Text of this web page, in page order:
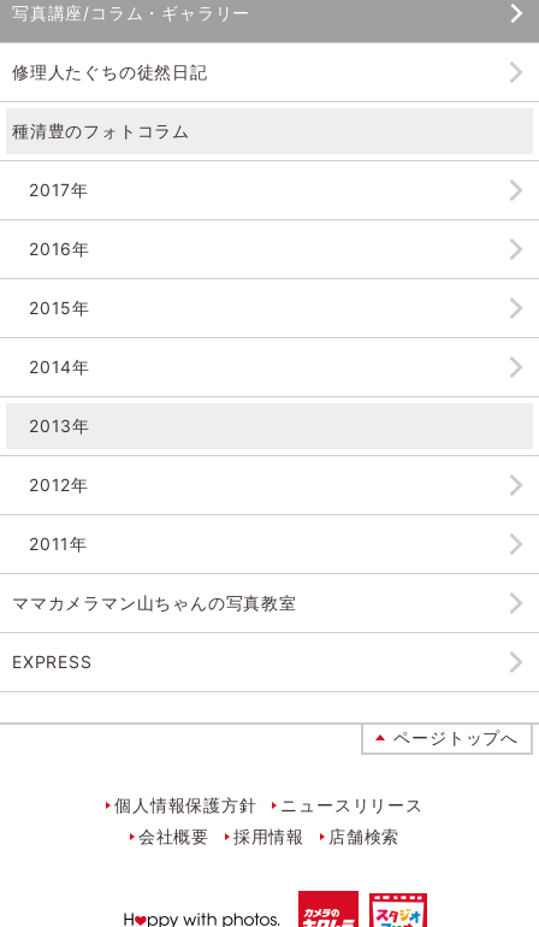
写真講座/コラム・ギャラリー
修理人たぐちの徒然日記
種清豊のフォトコラム
2017年
2016年
2015年
2014年
2013年
2012年
2011年
ママカメラマン山ちゃんの写真教室
EXPRESS
ページトップへ
個人情報保護方針
ニュースリリース
会社概要
採用情報 店舗検索